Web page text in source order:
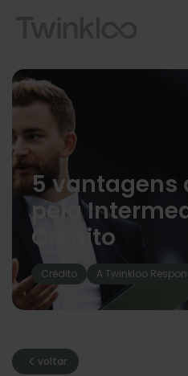
5 vantagens
pela
Crédito
Crédito A Twinkloo
voltar